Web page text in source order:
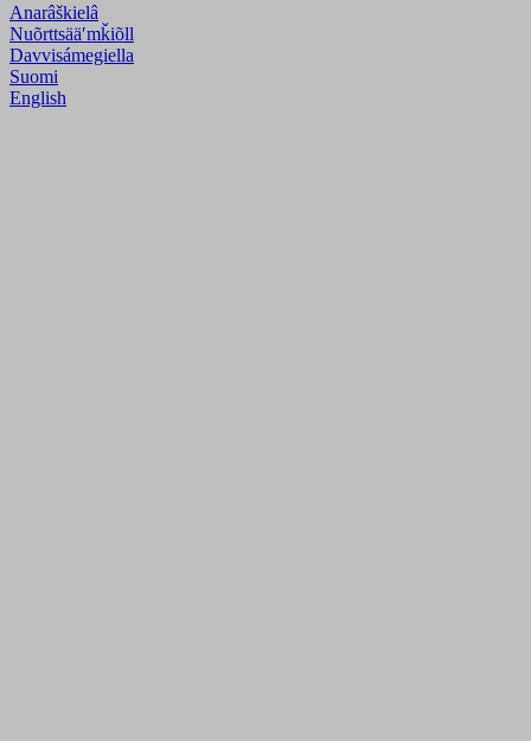
Anarâškielâ
Nuõrttsääʹmǩiõll
Davvisámegiella
Suomi
English